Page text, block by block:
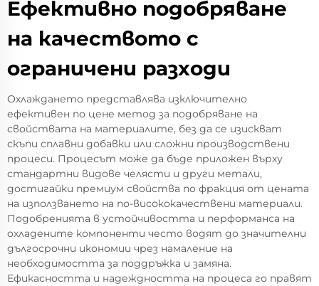
Ефективно подобряване
на качеството с
ограничени разходи
Охлаждането представлява изключително
ефективен по цене метод за подобряване на
свойствата на материалите, без да се изискват
скъпи сплавни добавки или сложни производствени
процеси. Процесът може да бъде приложен върху
стандартни видове челясти и други метали,
достигайки премиум свойства по фракция от цената
на използването на по-висококачествени материали.
Подобренията в устойчивостта и перформанса на
охладените компоненти често водят до значителни
дългосрочни икономии чрез намаление на
необходимостта за поддръжка и замяна.
Ефикасността и надеждността на процеса го правят